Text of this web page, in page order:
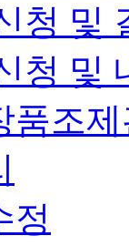
청 및
청 및
품조
정